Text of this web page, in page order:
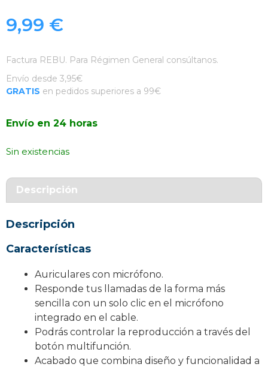
9,99 €
Factura REBU. Para Régimen General consúltanos.
Envío desde 3,95€
GRATIS en pedidos superiores a 99€
Envío en 24 horas
Sin existencias
Descripción
Descripción
Características
Auriculares con micrófono.
Responde tus llamadas de la forma más
sencilla con un solo clic en el micrófono
integrado en el cable.
Podrás controlar la reproducción a través del
botón multifunción.
Acabado que combina diseño y funcionalidad a